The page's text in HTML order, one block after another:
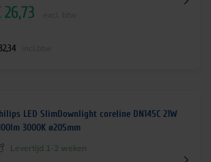
26,73
LED SlimDownlight coreline DN145C 21W
3000K ø205mm
Levertijd 1-2 weken